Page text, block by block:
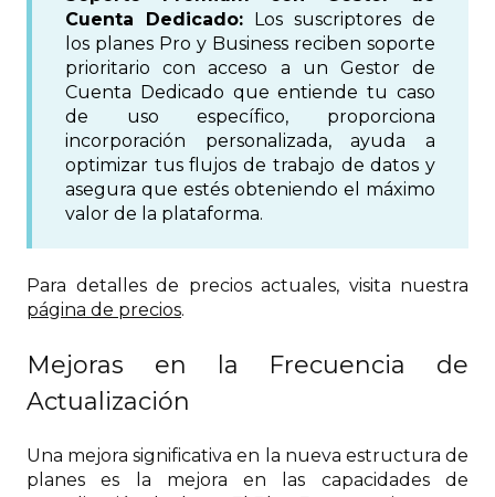
Cuenta Dedicado: Los suscriptores de
los planes Pro y Business reciben soporte
prioritario con acceso a un Gestor de
Cuenta Dedicado que entiende tu caso
de uso específico, proporciona
incorporación personalizada, ayuda a
optimizar tus flujos de trabajo de datos y
asegura que estés obteniendo el máximo
valor de la plataforma.
Para detalles de precios actuales, visita nuestra
página de precios.
Mejoras en la Frecuencia de
Actualización
Una mejora significativa en la nueva estructura de
planes es la mejora en las capacidades de